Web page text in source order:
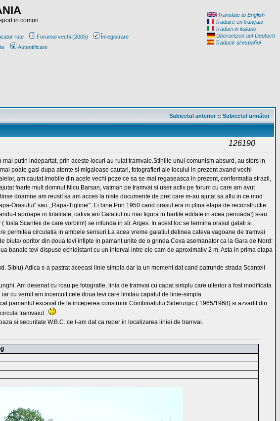
in comun
rute Forumul vechi (2005)
Înregistrare
Autentificare
Translate to English
Traduire en français
Traduci in italiano
Übersetzen auf Deutsch
Traducir al español
Subiectul anterior:: Subiectul următor
126190
putin indepartat, prin aceste locuri au rulat tramvaie.Stihiile unui comunism absurd, au sters in
poate gasi dupa atente si migaloase cautari, fotografieri ale locului in prezent avand vechi
am cautat imobile din acele vechi poze ce sa se mai regaseasca in prezent, conformatia strazii,
foarte mult domnul Nicu Barsan, vatman pe tramvai si user activ pe forum cu care am avut
doamne am reusit sa am acces la niste documente de pret care m-au ajutat sa aflu in ce mod
Orasului" sau ,,Rapa-Tiglinei". Ei bine Prin 1950 cand orasul era in plina etapa de reconstructie
l aproape in totalitate, cativa ani Galatiul nu mai figura in hartile editate in acea perioada!) s-au
Scanteii de care vorbim!) se infunda in str. Arges. In acest loc se termina orasul galati si
circulatia in ambele sensuri.La acea vreme galatiul detinea cateva vagoane de tramvai
opritor din doua tevi infipte in pamant unite de o grinda.Ceva asemanator ca la Gara de Nord:
banale tevi dispuse echidistant cu un interval intre ele cam de aproximativ 2 m. Asta in prima etapa
Sibiu).Adica s-a pastrat aceeasi linie simpla dar la un moment dat cand patrunde strada Scanteii
Am desenat cu rosu pe fotografie, linia de tramvai cu capat simplu care ulterior a fost modificata
cu vernil am incercuit cele doua tevi care limitau capatul de linie-simpla.
pamantul excavat de la inceperea construirii Combinatului Siderurgic ( 1965/1968) si azvarlit din
tramvaiul...
si securitate W.B.C. ce l-am dat ca reper in localizarea liniei de tramvai.